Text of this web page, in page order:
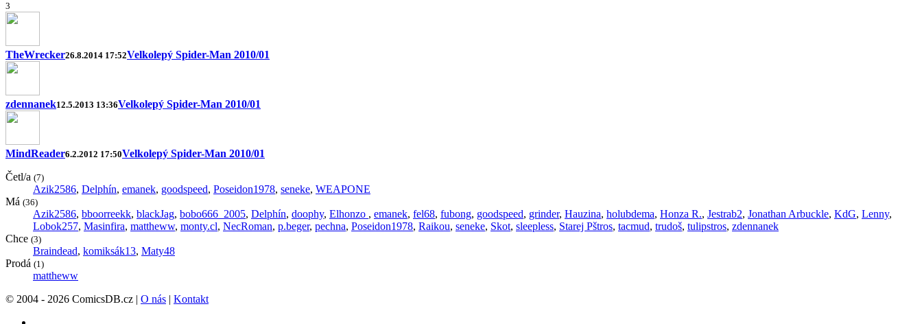
3
TheWrecker26.8.2014 17:52Velkolepý Spider-Man 2010/01
zdennanek12.5.2013 13:36Velkolepý Spider-Man 2010/01
MindReader6.2.2012 17:50Velkolepý Spider-Man 2010/01
Četl/a (7)
Azik2586, Delphín, emanek, goodspeed, Poseidon1978, seneke, WEAPONE
Má (36)
Azik2586, bboorreekk, blackJag, bobo666_2005, Delphín, doophy, Elhonzo , emanek, fel68, fubong, goodspeed, grinder, Hauzina, holubdema, Honza R., Jestrab2, Jonathan Arbuckle, KdG, Lenny,
Lobok257, Masinfira, mattheww, monty.cl, NecRoman, p.beger, pechna, Poseidon1978, Raikou, seneke, Skot, sleepless, Starej Pštros, tacmud, trudoš, tulipstros, zdennanek
Chce (3)
Braindead, komiksák13, Maty48
Prodá (1)
mattheww
© 2004 - 2026 ComicsDB.cz | O nás | Kontakt